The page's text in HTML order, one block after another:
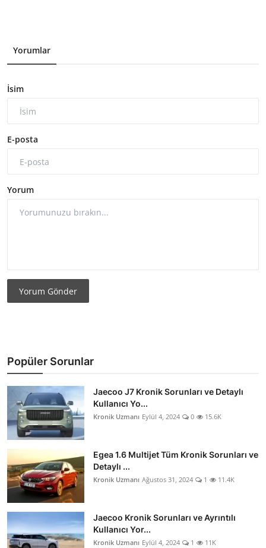
Yorumlar
İsim
E-posta
Yorum
Yorum Gönder
Popüler Sorunlar
Jaecoo J7 Kronik Sorunları ve Detaylı
Kullanıcı Yo...
Kronik Uzmanı Eylül 4, 2024 0 15.6K
Egea 1.6 Multijet Tüm Kronik Sorunları ve
Detaylı ...
Kronik Uzmanı Ağustos 31, 2024 1 11.4K
Jaecoo Kronik Sorunları ve Ayrıntılı
Kullanıcı Yor...
Kronik Uzmanı Eylül 4, 2024 1 11K